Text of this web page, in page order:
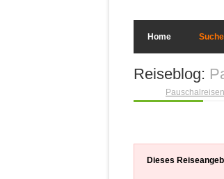
Home
Reiseblog:
Pauschalreisen
Dieses